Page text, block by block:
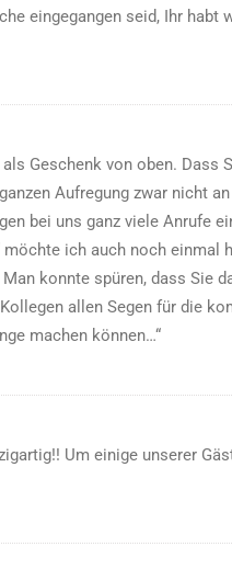
eingegangen seid, Ihr habt
Geschenk von oben.
Aufregung zwar nicht
bei uns ganz viele Anrufe
ich auch noch einmal
konnte spüren, dass Sie
allen Segen für die
machen können…“
Um einige unserer